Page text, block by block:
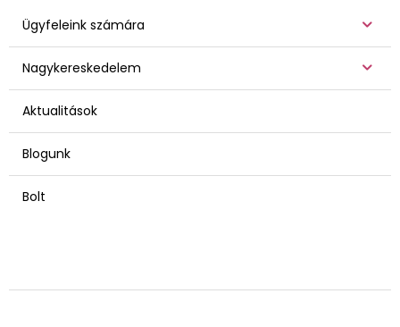
Ügyfeleink számára
Nagykereskedelem
Aktualitások
Blogunk
Bolt